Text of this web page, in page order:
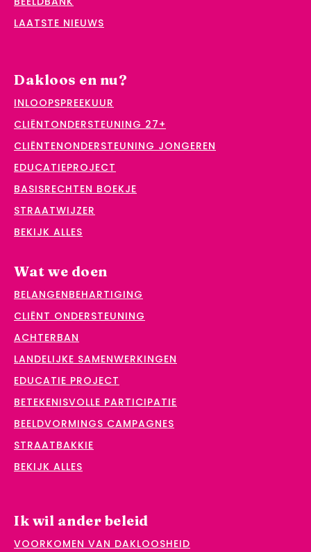
LAATSTE NIEUWS
Dakloos en nu?
INLOOPSPREEKUUR
CLIËNTONDERSTEUNING 27+
CLIËNTENONDERSTEUNING JONGEREN
EDUCATIEPROJECT
BASISRECHTEN BOEKJE
STRAATWIJZER
BEKIJK ALLES
Wat we doen
BELANGENBEHARTIGING
CLIËNT ONDERSTEUNING
ACHTERBAN
LANDELIJKE SAMENWERKINGEN
EDUCATIE PROJECT
BETEKENISVOLLE PARTICIPATIE
BEELDVORMINGS CAMPAGNES
STRAATBAKKIE
BEKIJK ALLES
Ik wil ander beleid
VOORKOMEN VAN DAKLOOSHEID